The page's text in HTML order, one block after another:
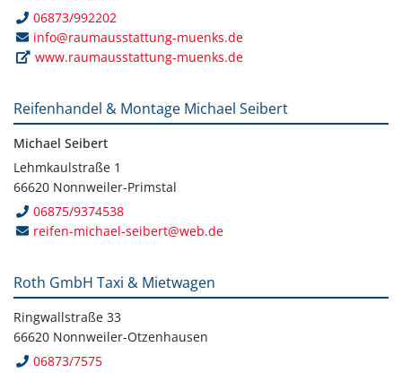
06873/992202
info@raumausstattung-muenks.de
www.raumausstattung-muenks.de
Reifenhandel & Montage Michael Seibert
Michael Seibert
Lehmkaulstraße 1
66620 Nonnweiler-Primstal
06875/9374538
reifen-michael-seibert@web.de
Roth GmbH Taxi & Mietwagen
Ringwallstraße 33
66620 Nonnweiler-Otzenhausen
06873/7575